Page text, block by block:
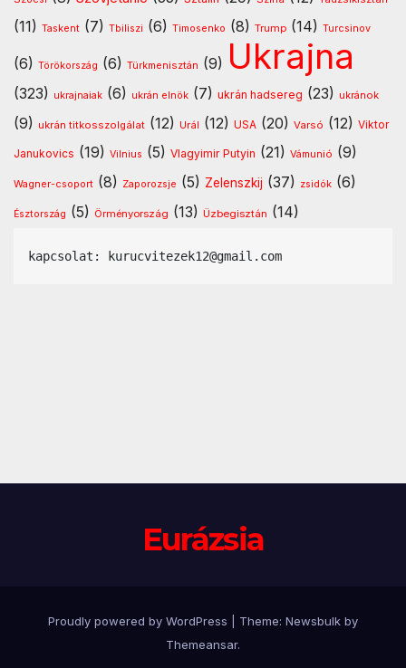
(11) Taskent (7) Tbiliszi (6) Timosenko (8) Trump (14) Turcsinov
(6) Törökország (6) Türkmenisztán (9) Ukrajna
(323) ukrajnaiak (6) ukrán elnök (7) ukrán hadsereg (23) ukránok
(9) ukrán titkosszolgálat (12) Urál (12) USA (20) Varsó (12) Viktor
Janukovics (19) Vilnius (5) Vlagyimir Putyin (21) Vámunió (9)
Wagner-csoport (8) Zaporozsje (5) Zelenszkij (37) zsidók (6)
Észtország (5) Örményország (13) Üzbegisztán (14)
kapcsolat: kurucvitezek12@gmail.com
Eurázsia
Proudly powered by WordPress Theme: Newsbulk by
Themeansar.